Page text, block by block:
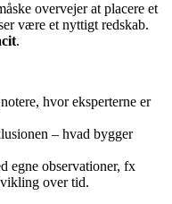
overvejer at placere et
være et nyttigt redskab.
.
hvor eksperterne er
– hvad bygger
egne observationer, fx
over tid.